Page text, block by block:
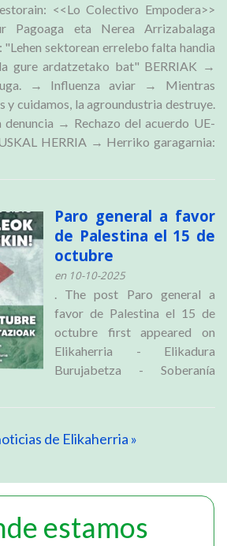
<<Lo Colectivo Empodera>>
Pagoaga eta Nerea Arrizabalaga
sektorean errelebo falta handia
gure ardatzetako bat" BERRIAK →
→ Influenza aviar → Mientras
y cuidamos, la agroundustria destruye.
→ Rechazo del acuerdo UE-
HERRIA → Herriko garagarnia:
Paro general a favor
de Palestina el 15 de
octubre
en 10-10-2025
. The post Paro general a
favor de Palestina el 15 de
octubre first appeared on
Elikaherria - Elikadura
Burujabetza - Soberanía
de Elikaherria »
estamos